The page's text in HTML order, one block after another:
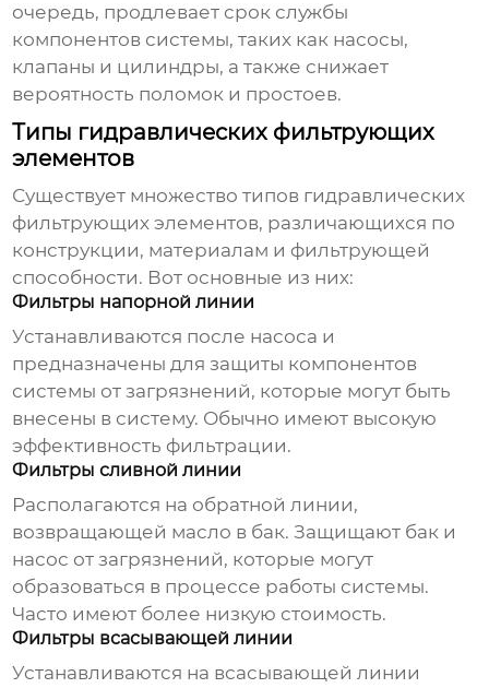
очередь, продлевает срок службы
компонентов системы, таких как насосы,
клапаны и цилиндры, а также снижает
вероятность поломок и простоев.
Типы гидравлических фильтрующих
элементов
Существует множество типов гидравлических
фильтрующих элементов, различающихся по
конструкции, материалам и фильтрующей
способности. Вот основные из них:
Фильтры напорной линии
Устанавливаются после насоса и
предназначены для защиты компонентов
системы от загрязнений, которые могут быть
внесены в систему. Обычно имеют высокую
эффективность фильтрации.
Фильтры сливной линии
Располагаются на обратной линии,
возвращающей масло в бак. Защищают бак и
насос от загрязнений, которые могут
образоваться в процессе работы системы.
Часто имеют более низкую стоимость.
Фильтры всасывающей линии
Устанавливаются на всасывающей линии